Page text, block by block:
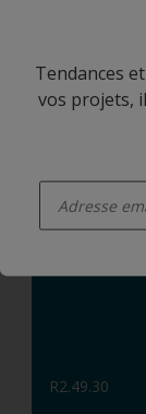
R8.07.80
R2.49.30
Tendances
vos projets,